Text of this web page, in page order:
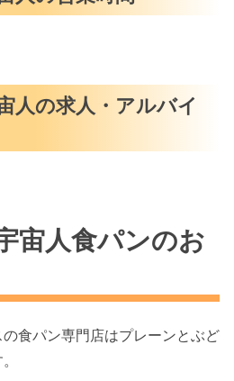
人の求人・アルバイ
宙人食パンのお
食パン専門店はプレーンとぶど